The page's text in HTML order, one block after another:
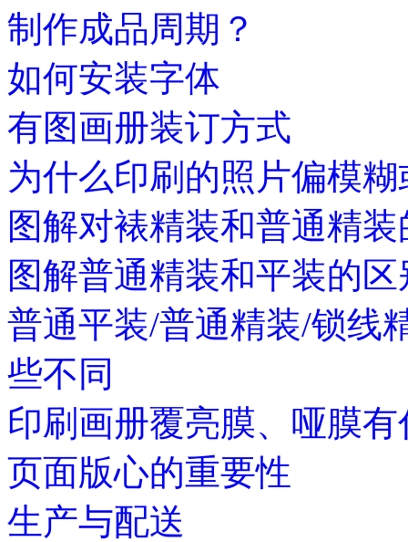
制作成品周期？
如何安装字体
有图画册装订方式
为什么印刷的照片偏模
图解对裱精装和普通精
图解普通精装和平装的区
普通平装/普通精装/锁线
些不同
印刷画册覆亮膜、哑膜
页面版心的重要性
生产与配送